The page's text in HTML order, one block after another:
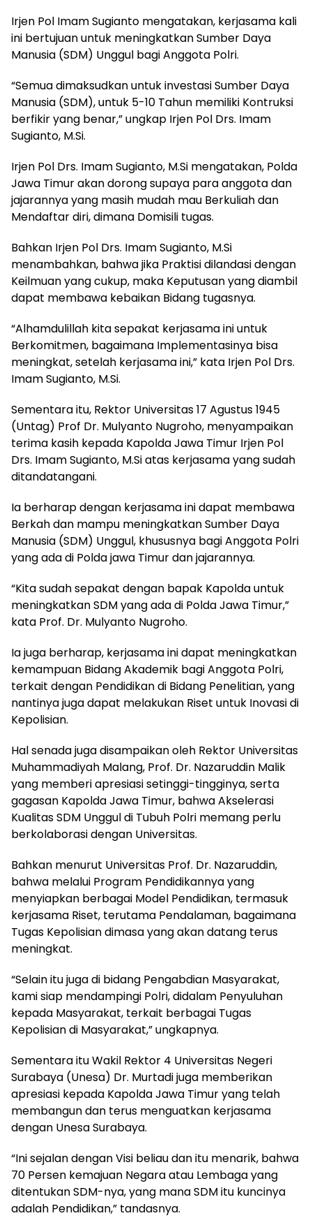
Irjen Pol Imam Sugianto mengatakan, kerjasama kali
ini bertujuan untuk meningkatkan Sumber Daya
Manusia (SDM) Unggul bagi Anggota Polri.
“Semua dimaksudkan untuk investasi Sumber Daya
Manusia (SDM), untuk 5-10 Tahun memiliki Kontruksi
berfikir yang benar,” ungkap Irjen Pol Drs. Imam
Sugianto, M.Si.
Irjen Pol Drs. Imam Sugianto, M.Si mengatakan, Polda
Jawa Timur akan dorong supaya para anggota dan
jajarannya yang masih mudah mau Berkuliah dan
Mendaftar diri, dimana Domisili tugas.
Bahkan Irjen Pol Drs. Imam Sugianto, M.Si
menambahkan, bahwa jika Praktisi dilandasi dengan
Keilmuan yang cukup, maka Keputusan yang diambil
dapat membawa kebaikan Bidang tugasnya.
“Alhamdulillah kita sepakat kerjasama ini untuk
Berkomitmen, bagaimana Implementasinya bisa
meningkat, setelah kerjasama ini,” kata Irjen Pol Drs.
Imam Sugianto, M.Si.
Sementara itu, Rektor Universitas 17 Agustus 1945
(Untag) Prof Dr. Mulyanto Nugroho, menyampaikan
terima kasih kepada Kapolda Jawa Timur Irjen Pol
Drs. Imam Sugianto, M.Si atas kerjasama yang sudah
ditandatangani.
Ia berharap dengan kerjasama ini dapat membawa
Berkah dan mampu meningkatkan Sumber Daya
Manusia (SDM) Unggul, khususnya bagi Anggota Polri
yang ada di Polda jawa Timur dan jajarannya.
“Kita sudah sepakat dengan bapak Kapolda untuk
meningkatkan SDM yang ada di Polda Jawa Timur,”
kata Prof. Dr. Mulyanto Nugroho.
Ia juga berharap, kerjasama ini dapat meningkatkan
kemampuan Bidang Akademik bagi Anggota Polri,
terkait dengan Pendidikan di Bidang Penelitian, yang
nantinya juga dapat melakukan Riset untuk Inovasi di
Kepolisian.
Hal senada juga disampaikan oleh Rektor Universitas
Muhammadiyah Malang, Prof. Dr. Nazaruddin Malik
yang memberi apresiasi setinggi-tingginya, serta
gagasan Kapolda Jawa Timur, bahwa Akselerasi
Kualitas SDM Unggul di Tubuh Polri memang perlu
berkolaborasi dengan Universitas.
Bahkan menurut Universitas Prof. Dr. Nazaruddin,
bahwa melalui Program Pendidikannya yang
menyiapkan berbagai Model Pendidikan, termasuk
kerjasama Riset, terutama Pendalaman, bagaimana
Tugas Kepolisian dimasa yang akan datang terus
meningkat.
“Selain itu juga di bidang Pengabdian Masyarakat,
kami siap mendampingi Polri, didalam Penyuluhan
kepada Masyarakat, terkait berbagai Tugas
Kepolisian di Masyarakat,” ungkapnya.
Sementara itu Wakil Rektor 4 Universitas Negeri
Surabaya (Unesa) Dr. Murtadi juga memberikan
apresiasi kepada Kapolda Jawa Timur yang telah
membangun dan terus menguatkan kerjasama
dengan Unesa Surabaya.
“Ini sejalan dengan Visi beliau dan itu menarik, bahwa
70 Persen kemajuan Negara atau Lembaga yang
ditentukan SDM-nya, yang mana SDM itu kuncinya
adalah Pendidikan,” tandasnya.